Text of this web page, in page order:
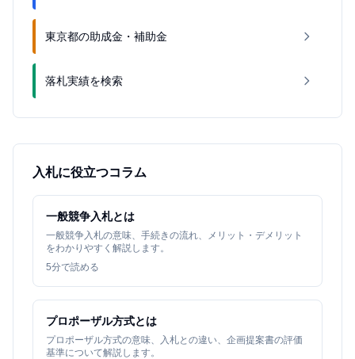
東京都の助成金・補助金
落札実績を検索
入札に役立つコラム
一般競争入札とは
一般競争入札の意味、手続きの流れ、メリット・デメリット
をわかりやすく解説します。
5分で読める
プロポーザル方式とは
プロポーザル方式の意味、入札との違い、企画提案書の評価
基準について解説します。